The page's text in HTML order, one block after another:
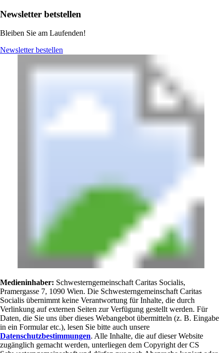
Newsletter betstellen
Bleiben Sie am Laufenden!
Newsletter bestellen
Medieninhaber: Schwesterngemeinschaft Caritas Socialis,
Pramergasse 7, 1090 Wien. Die Schwesterngemeinschaft Caritas
Socialis übernimmt keine Verantwortung für Inhalte, die durch
Verlinkung auf externen Seiten zur Verfügung gestellt werden. Für
Daten, die Sie uns über dieses Webangebot übermitteln (z. B. Eingabe
in ein Formular etc.), lesen Sie bitte auch unsere
Datenschutzbestimmungen. Alle Inhalte, die auf dieser Website
zugänglich gemacht werden, unterliegen dem Copyright der CS